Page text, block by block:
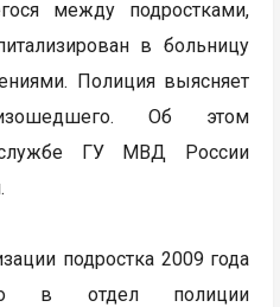
между подростками,
в больницу
Полиция выясняет
Об этом
службе ГУ МВД России
подростка 2009 года
в отдел полиции